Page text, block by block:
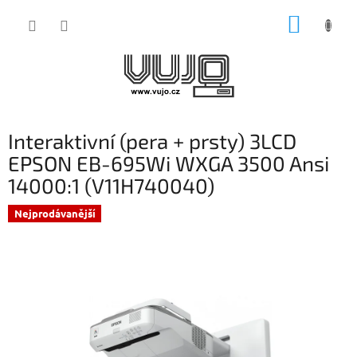
Interaktivní (pera + prsty) 3LCD
EPSON EB-695Wi WXGA 3500 Ansi
14000:1 (V11H740040)
Nejprodávanější